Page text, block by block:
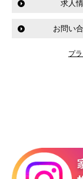
求人
お問い
プ